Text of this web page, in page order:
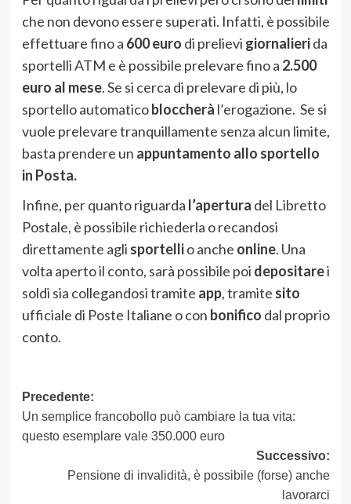
che non devono essere superati. Infatti, è possibile
effettuare fino a 600 euro di prelievi giornalierida
sportelli ATM e è possibile prelevare fino a 2.500
euro al mese. Se si cerca di prelevare di più, lo
sportello automaticobloccherà l’erogazione. Se si
vuole prelevare tranquillamente senza alcun limite,
basta prendere un appuntamento allo sportello
in Posta.
Infine, per quanto riguarda l’apertura del Libretto
Postale, è possibile richiederla o recandosi
direttamente agli sportellio anche online. Una
volta aperto il conto, sarà possibile poi depositarei
soldi sia collegandosi tramite app, tramite sito
ufficiale di Poste Italiane o con bonifico dal proprio
conto.
Navigazione
articolo
Precedente:
Un semplice francobollo può cambiare la tua vita:
questo esemplare vale 350.000 euro
Successivo:
Pensione di invalidità, è possibile (forse) anche
lavorarci